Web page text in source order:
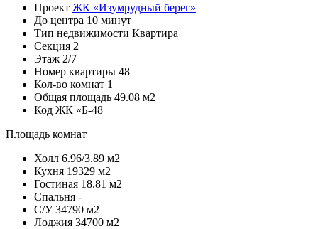
Проект ЖК «Изумрудный берег»
До центра 10 минут
Тип недвижимости Квартира
Секция 2
Этаж 2/7
Номер квартиры 48
Кол-во комнат 1
Общая площадь 49.08 м2
Код ЖК «Б-48
Площадь комнат
Холл 6.96/3.89 м2
Кухня 19329 м2
Гостиная 18.81 м2
Спальня -
С/У 34790 м2
Лоджия 34700 м2